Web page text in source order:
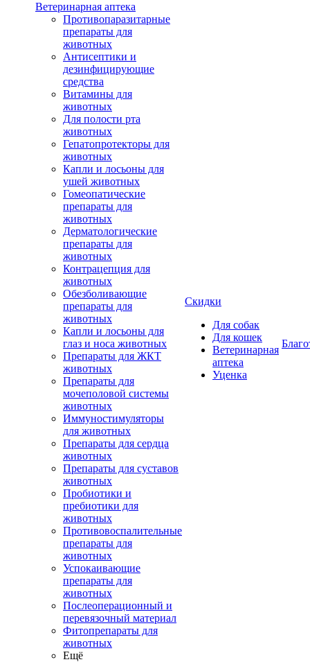
Ветеринарная аптека
Противопаразитарные
препараты для
животных
Антисептики и
дезинфицирующие
средства
Витамины для
животных
Для полости рта
животных
Гепатопротекторы для
животных
Капли и лосьоны для
ушей животных
Гомеопатические
препараты для
животных
Дерматологические
препараты для
животных
Контрацепция для
животных
Обезболивающие
препараты для
животных
Капли и лосьоны для
глаз и носа животных
Препараты для ЖКТ
животных
Препараты для
мочеполовой системы
животных
Иммуностимуляторы
для животных
Препараты для сердца
животных
Препараты для суставов
животных
Пробиотики и
пребиотики для
животных
Противовоспалительные
препараты для
животных
Успокаивающие
препараты для
животных
Послеоперационный и
перевязочный материал
Фитопрепараты для
животных
Ещё
Скидки
Для собак
Для кошек
Ветеринарная
аптека
Уценка